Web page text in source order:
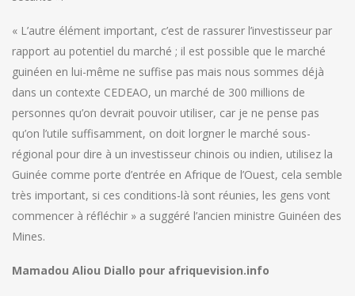
« L’autre élément important, c’est de rassurer l’investisseur par
rapport au potentiel du marché ; il est possible que le marché
guinéen en lui-même ne suffise pas mais nous sommes déjà
dans un contexte CEDEAO, un marché de 300 millions de
personnes qu’on devrait pouvoir utiliser, car je ne pense pas
qu’on l’utile suffisamment, on doit lorgner le marché sous-
régional pour dire à un investisseur chinois ou indien, utilisez la
Guinée comme porte d’entrée en Afrique de l’Ouest, cela semble
très important, si ces conditions-là sont réunies, les gens vont
commencer à réfléchir » a suggéré l’ancien ministre Guinéen des
Mines.
Mamadou Aliou Diallo pour afriquevision.info